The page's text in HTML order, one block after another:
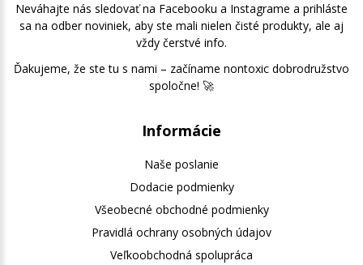
Neváhajte nás sledovať na Facebooku a Instagrame a prihláste
sa na odber noviniek, aby ste mali nielen čisté produkty, ale aj
vždy čerstvé info.
Ďakujeme, že ste tu s nami – začíname nontoxic dobrodružstvo
spoločne! 🚀
Informácie
Naše poslanie
Dodacie podmienky
Všeobecné obchodné podmienky
Pravidlá ochrany osobných údajov
Veľkoobchodná spolupráca